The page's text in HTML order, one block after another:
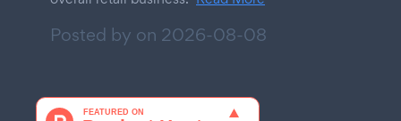
Posted by on 2026-08-08